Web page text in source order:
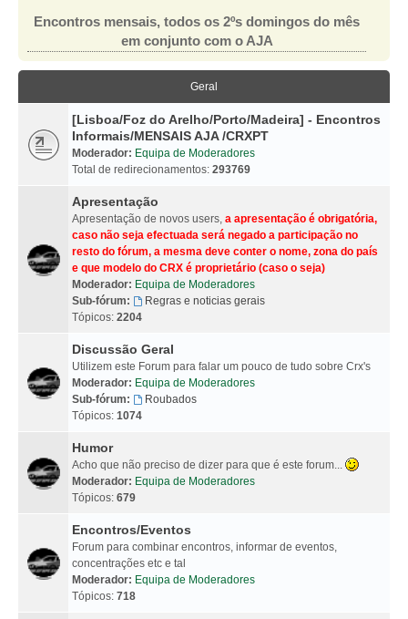
Encontros mensais, todos os 2ºs domingos do mês
em conjunto com o AJA
Geral
[Lisboa/Foz do Arelho/Porto/Madeira] - Encontros
Informais/MENSAIS AJA /CRXPT
Moderador: Equipa de Moderadores
Total de redirecionamentos: 293769
Apresentação
Apresentação de novos users, a apresentação é obrigatória,
caso não seja efectuada será negado a participação no
resto do fórum, a mesma deve conter o nome, zona do país
e que modelo do CRX é proprietário (caso o seja)
Moderador: Equipa de Moderadores
Sub-fórum:
Regras e noticias gerais
Tópicos: 2204
Discussão Geral
Utilizem este Forum para falar um pouco de tudo sobre Crx's
Moderador: Equipa de Moderadores
Sub-fórum:
Roubados
Tópicos: 1074
Humor
Acho que não preciso de dizer para que é este forum...
Moderador: Equipa de Moderadores
Tópicos: 679
Encontros/Eventos
Forum para combinar encontros, informar de eventos,
concentrações etc e tal
Moderador: Equipa de Moderadores
Tópicos: 718